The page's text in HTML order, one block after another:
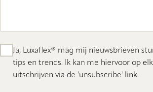
Ja, Luxaflex® mag mij nieuwsbrieven
tips en trends. Ik kan me hiervoor op
uitschrijven via de 'unsubscribe' link.